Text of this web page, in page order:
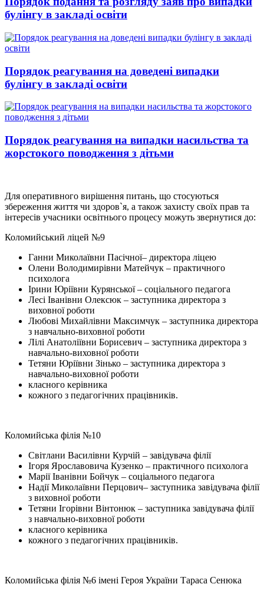
булінгу в закладі освіти
Порядок реагування на доведені випадки
булінгу в закладі освіти
Порядок реагування на випадки насильства та
жорстокого поводження з дітьми
Для оперативного вирішення питань, що стосуються
збереження життя чи здоров`я, а також захисту своїх прав та
інтересів учасники освітнього процесу можуть звернутися до:
Коломийський ліцей №9
Ганни Миколаївни Пасічної– директора ліцею
Олени Володимирівни Матейчук – практичного
психолога
Ірини Юріївни Курянської – соціального педагога
Лесі Іванівни Олексюк – заступника директора з
виховної роботи
Любові Михайлівни Максимчук – заступника директора
з навчально-виховної роботи
Лілі Анатоліївни Борисевич – заступника директора з
навчально-виховної роботи
Тетяни Юріївни Зінько – заступника директора з
навчально-виховної роботи
класного керівника
кожного з педагогічних працівників.
Коломийська філія №10
Світлани Василівни Курчій – завідувача філії
Ігоря Ярославовича Кузенко – практичного психолога
Марії Іванівни Бойчук – соціального педагога
Надії Миколаївни Перцович– заступника завідувача філії
з виховної роботи
Тетяни Ігорівни Вінтонюк – заступника завідувача філії
з навчально-виховної роботи
класного керівника
кожного з педагогічних працівників.
Коломийська філія №6 імені Героя України Тараса Сенюка